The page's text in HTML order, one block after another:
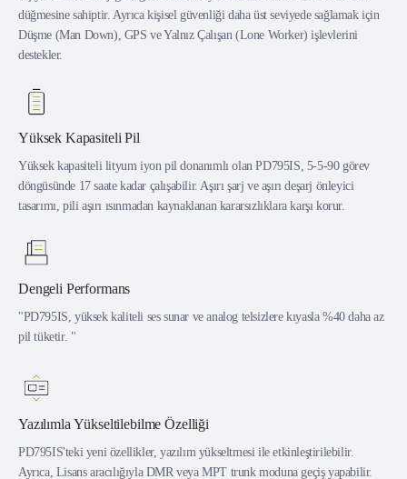
düğmesine sahiptir. Ayrıca kişisel güvenliği daha üst seviyede sağlamak için
Düşme (Man Down), GPS ve Yalnız Çalışan (Lone Worker) işlevlerini
destekler.
Yüksek Kapasiteli Pil
Yüksek kapasiteli lityum iyon pil donanımlı olan PD795IS, 5-5-90 görev
döngüsünde 17 saate kadar çalışabilir. Aşırı şarj ve aşırı deşarj önleyici
tasarımı, pili aşırı ısınmadan kaynaklanan kararsızlıklara karşı korur.
Dengeli Performans
"PD795IS, yüksek kaliteli ses sunar ve analog telsizlere kıyasla %40 daha az
pil tüketir. "
Yazılımla Yükseltilebilme Özelliği
PD795IS'teki yeni özellikler, yazılım yükseltmesi ile etkinleştirilebilir.
Ayrıca, Lisans aracılığıyla DMR veya MPT trunk moduna geçiş yapabilir.